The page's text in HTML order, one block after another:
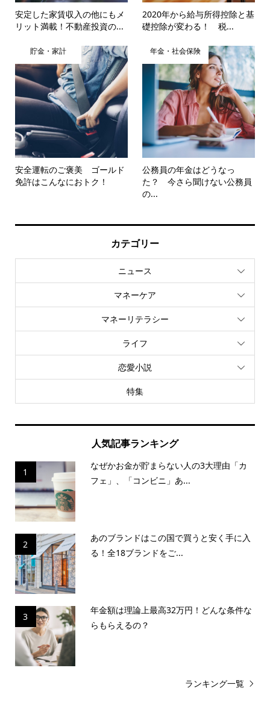
安定した家賃収入の他にもメ
リット満載！不動産投資の...
2020年から給与所得控除と基
礎控除が変わる！ 税...
貯金・家計
安全運転のご褒美 ゴールド
免許はこんなにおトク！
年金・社会保険
公務員の年金はどうなっ
た？ 今さら聞けない公務員
の...
カテゴリー
ニュース
マネーケア
マネーリテラシー
ライフ
恋愛小説
特集
人気記事ランキング
1
なぜかお金が貯まらない人の3大理由「カ
フェ」、「コンビニ」あ...
2
あのブランドはこの国で買うと安く手に入
る！全18ブランドをご...
3
年金額は理論上最高32万円！どんな条件な
らもらえるの？
ランキング一覧